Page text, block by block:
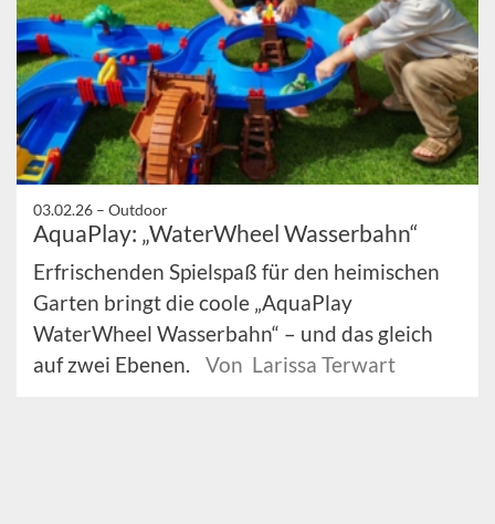
03.02.26 – Outdoor
AquaPlay: „WaterWheel Wasserbahn“
Erfrischenden Spielspaß für den heimischen
Garten bringt die coole „AquaPlay
WaterWheel Wasserbahn“ – und das gleich
auf zwei Ebenen.
Von Larissa Terwart